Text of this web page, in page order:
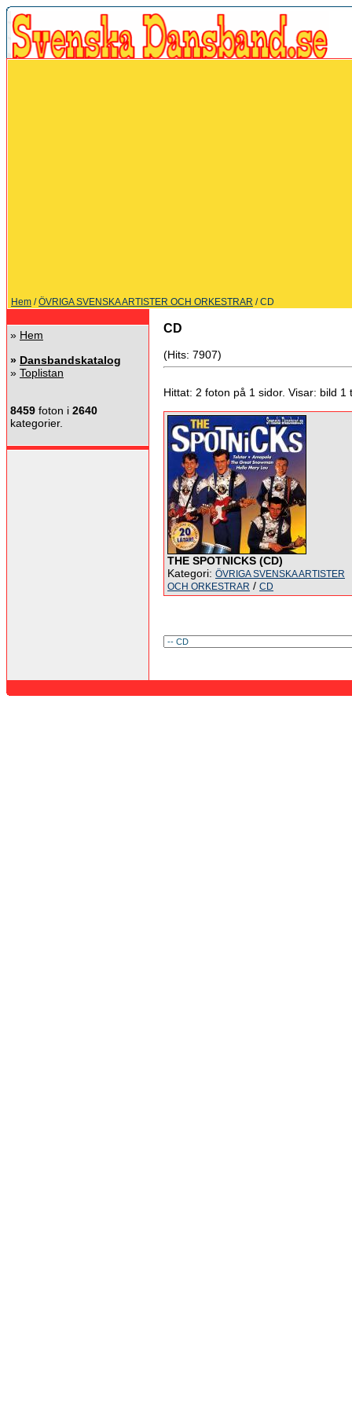
Hem /ÖVRIGA SVENSKA ARTISTER OCH ORKESTRAR / CD
» Hem
» Dansbandskatalog
» Toplistan
8459 foton i 2640
kategorier.
CD
(Hits: 7907)
Hittat: 2 foton på 1 sidor. Visar: bild 1
THE SPOTNICKS (CD)
Kategori: ÖVRIGA SVENSKA ARTISTER
OCH ORKESTRAR / CD